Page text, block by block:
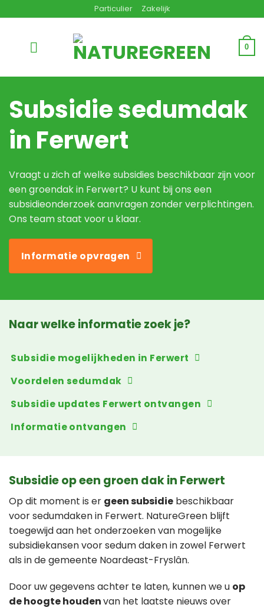
naar
Particulier Zakelijk
0
Subsidie sedumdak
in Ferwert
Vraagt u zich af welke subsidies beschikbaar zijn voor
een groendak in Ferwert? U kunt bij ons een
subsidieonderzoek aanvragen zonder verplichtingen.
Ons team staat voor u klaar.
Informatie opvragen
Naar welke informatie zoek je?
Subsidie mogelijkheden in Ferwert
Voordelen sedumdak
Subsidie updates Ferwert ontvangen
Informatie ontvangen
Subsidie op een groen dak in Ferwert
Op dit moment is er geen subsidie beschikbaar
voor sedumdaken in Ferwert. NatureGreen blijft
toegewijd aan het onderzoeken van mogelijke
subsidiekansen voor sedum daken in zowel Ferwert
als in de gemeente Noardeast-Fryslân.
Door uw gegevens achter te laten, kunnen we u op
de hoogte houdenvan het laatste nieuws over